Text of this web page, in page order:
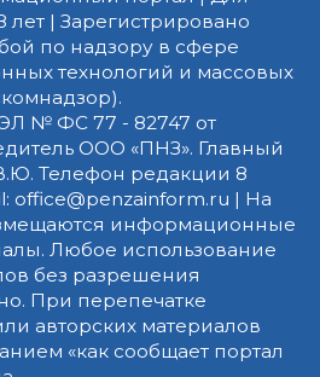
лет | Зарегистрировано
по надзору в сфере
технологий и массовых
№ ФС 77 - 82747 от
ООО «ПНЗ». Главный
Телефон редакции 8
office@penzainform.ru | На
информационные
Любое использование
без разрешения
При перепечатке
авторских материалов
«как сообщает портал